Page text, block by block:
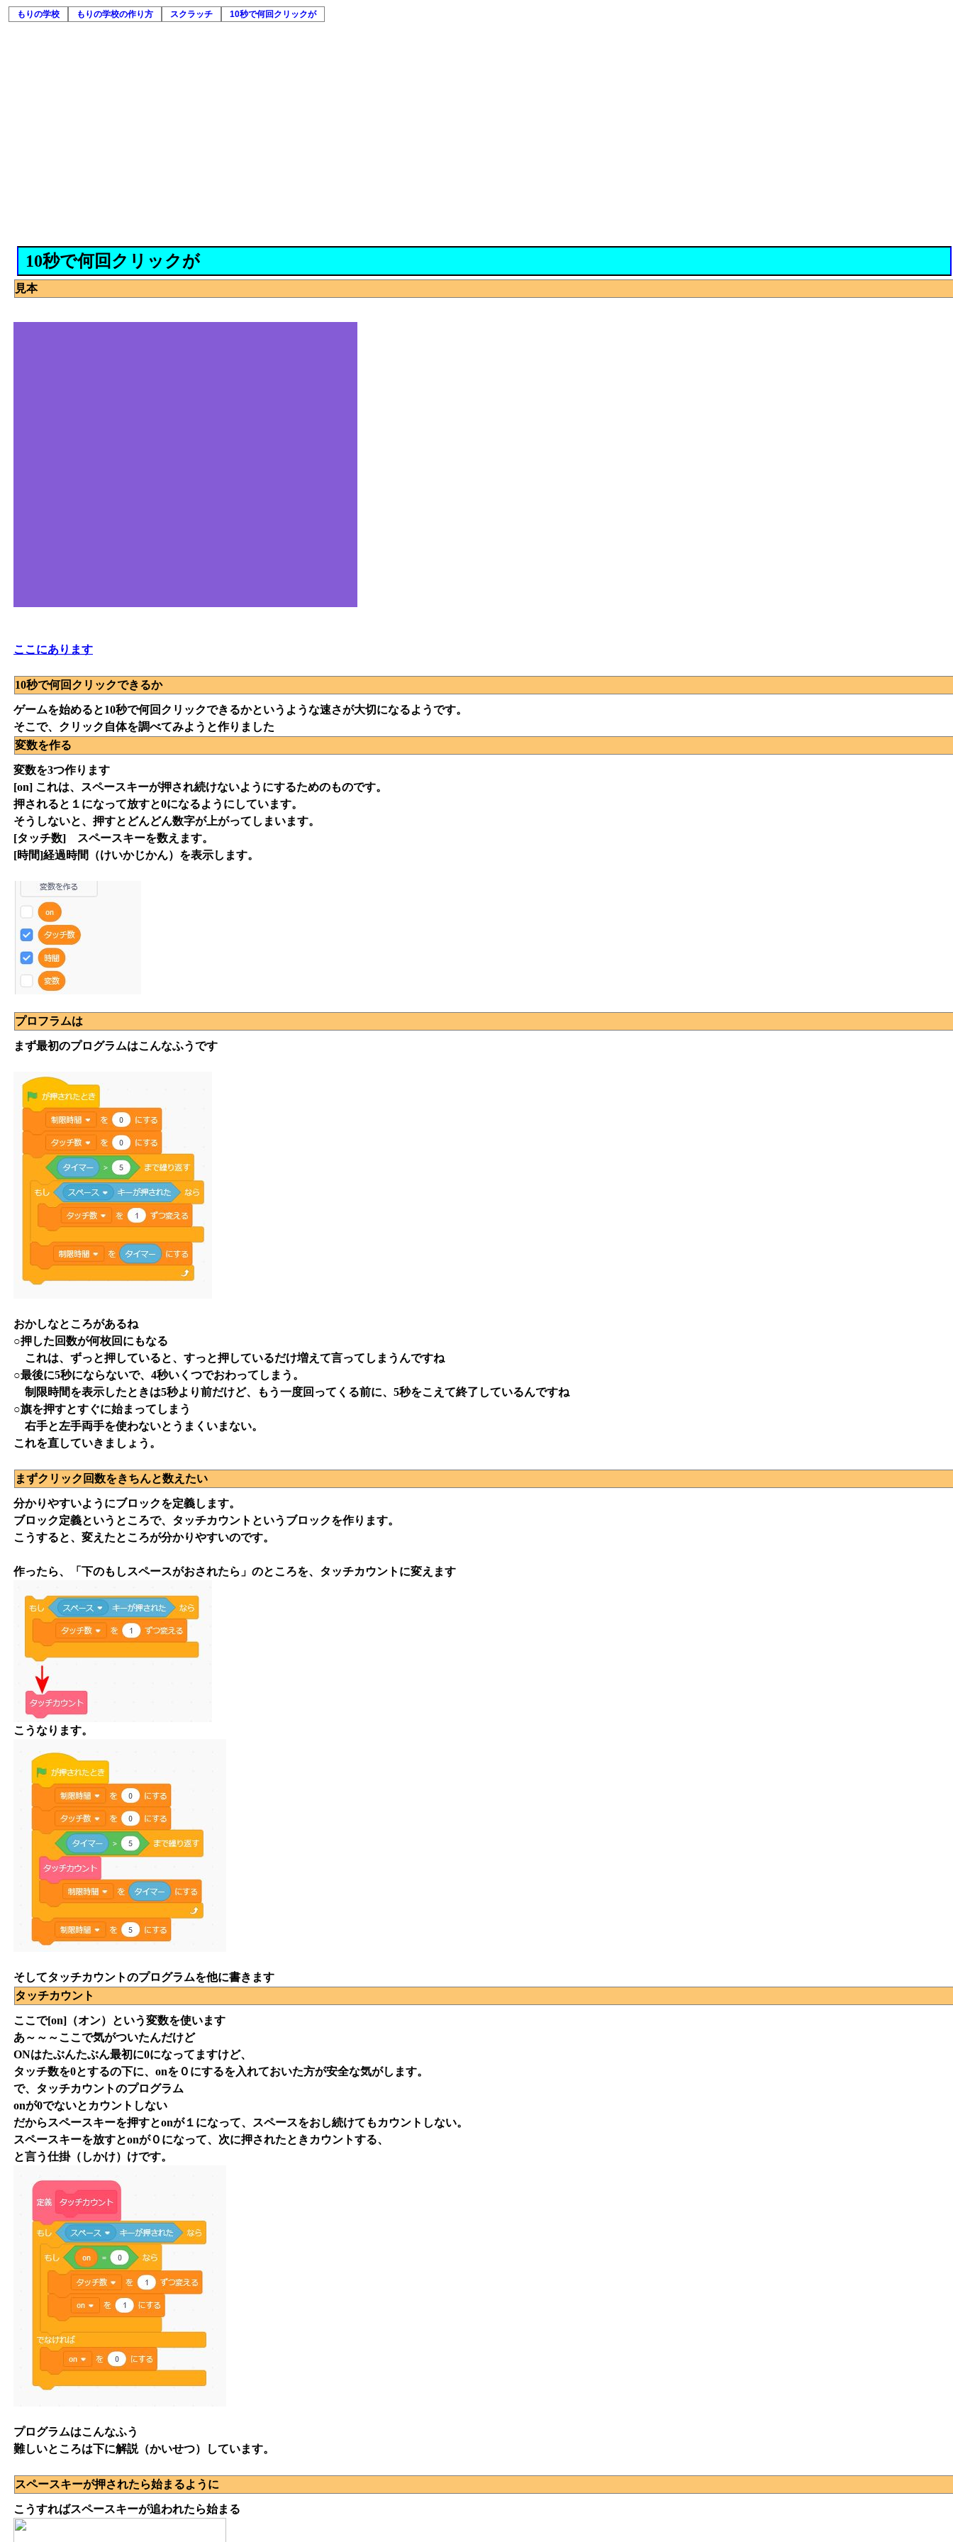
もりの学校 もりの学校の作り方 スクラッチ 10秒で何回クリックが
10秒で何回クリックが
見本
ここにあります
10秒で何回クリックできるか
ゲームを始めると10秒で何回クリックできるかというような速さが大切になるようです。
そこで、クリック自体を調べてみようと作りました
変数を作る
変数を3つ作ります
[on] これは、スペースキーが押され続けないようにするためのものです。
押されると１になって放すと0になるようにしています。
そうしないと、押すとどんどん数字が上がってしまいます。
[タッチ数] スペースキーを数えます。
[時間]経過時間（けいかじかん）を表示します。
プロフラムは
まず最初のプログラムはこんなふうです
おかしなところがあるね
○押した回数が何枚回にもなる
これは、ずっと押していると、すっと押しているだけ増えて言ってしまうんですね
○最後に5秒にならないで、4秒いくつでおわってしまう。
制限時間を表示したときは5秒より前だけど、もう一度回ってくる前に、5秒をこえて終了しているんですね
○旗を押すとすぐに始まってしまう
右手と左手両手を使わないとうまくいまない。
これを直していきましょう。
まずクリック回数をきちんと数えたい
分かりやすいようにブロックを定義します。
ブロック定義というところで、タッチカウントというブロックを作ります。
こうすると、変えたところが分かりやすいのです。
作ったら、「下のもしスペースがおされたら」のところを、タッチカウントに変えます
こうなります。
そしてタッチカウントのプログラムを他に書きます
タッチカウント
ここで[on]（オン）という変数を使います
あ～～～ここで気がついたんだけど
ONはたぶんたぶん最初に0になってますけど、
タッチ数を0とするの下に、onを０にするを入れておいた方が安全な気がします。
で、タッチカウントのプログラム
onが0でないとカウントしない
だからスペースキーを押すとonが１になって、スペースをおし続けてもカウントしない。
スペースキーを放すとonが０になって、次に押されたときカウントする、
と言う仕掛（しかけ）けです。
プログラムはこんなふう
難しいところは下に解説（かいせつ）しています。
スペースキーが押されたら始まるように
こうすればスペースキーが追われたら始まる